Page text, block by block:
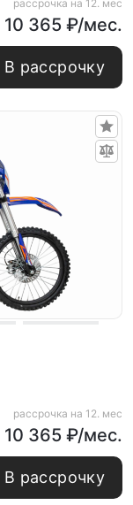
рассрочка на 12. мес
10 365 ₽/мес.
В рассрочку
рассрочка на 12. мес
10 365 ₽/мес.
В рассрочку